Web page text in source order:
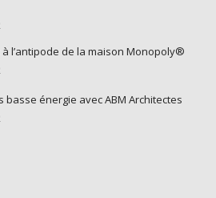
à l’antipode de la maison Monopoly®
basse énergie avec ABM Architectes